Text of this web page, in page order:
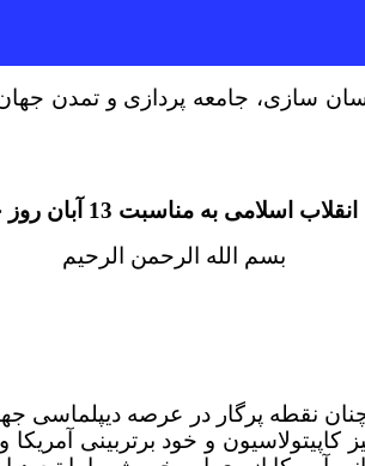
آن اندیشه انسان سازی، جامعه
مناسبت 13 آبان روز جهانی مبارزه با استکبار
بسم الله الرحمن الرحیم
کاپیتولاسیون و خود برتربینی